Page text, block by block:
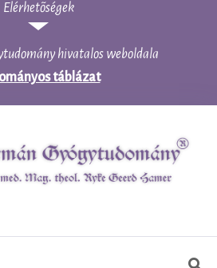
hivatalos weboldala
táblázat
Elérhetõségek